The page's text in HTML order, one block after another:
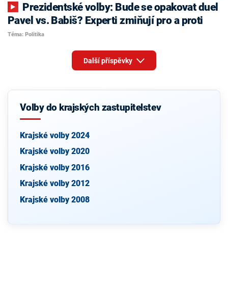
Pavel vs. Babiš? Experti zmiňují pro a proti
Téma: Politika
Další příspěvky
Volby do krajských zastupitelstev
Krajské volby 2024
Krajské volby 2020
Krajské volby 2016
Krajské volby 2012
Krajské volby 2008